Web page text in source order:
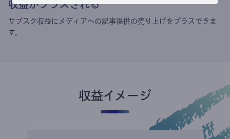
収益がプラスされる
サブスク収益にメディアへの記事提供の売り上げをプラスできま
す。
収益イメージ